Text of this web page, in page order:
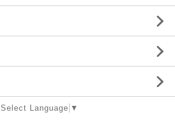
Select Language ▼